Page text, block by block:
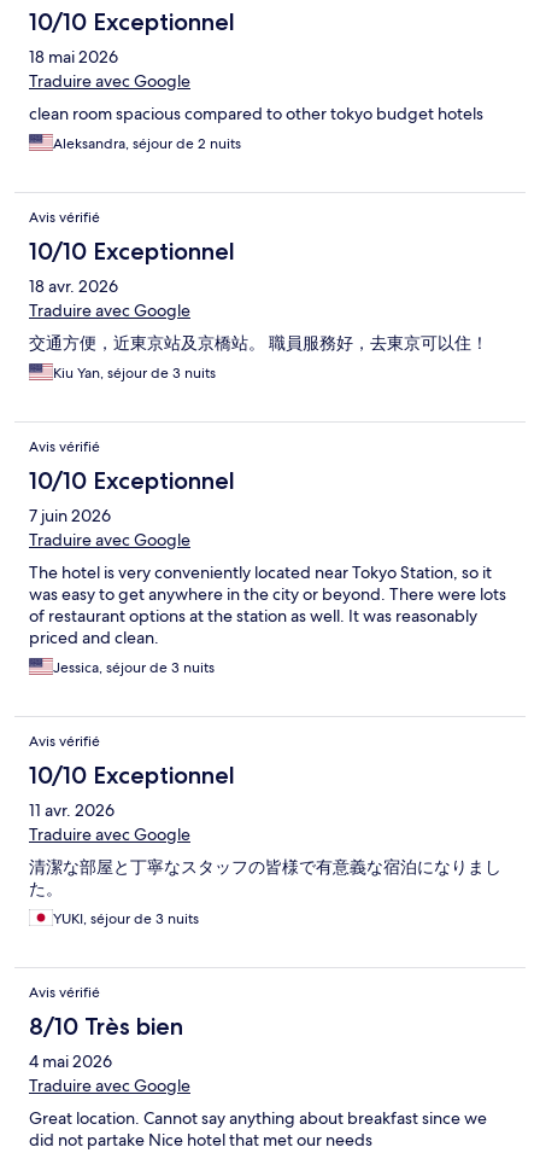
10/10 Exceptionnel
18 mai 2026
Traduire avec Google
clean room spacious compared to other tokyo budget hotels
Aleksandra, séjour de 2 nuits
Avis vérifié
10/10 Exceptionnel
18 avr. 2026
Traduire avec Google
交通方便，近東京站及京橋站。 職員服務好，去東京可以住！
Kiu Yan, séjour de 3 nuits
Avis vérifié
10/10 Exceptionnel
7 juin 2026
Traduire avec Google
The hotel is very conveniently located near Tokyo Station, so it
was easy to get anywhere in the city or beyond. There were lots
of restaurant options at the station as well. It was reasonably
priced and clean.
Jessica, séjour de 3 nuits
Avis vérifié
10/10 Exceptionnel
11 avr. 2026
Traduire avec Google
清潔な部屋と丁寧なスタッフの皆様で有意義な宿泊になりまし
た。
YUKI, séjour de 3 nuits
Avis vérifié
8/10 Très bien
4 mai 2026
Traduire avec Google
Great location. Cannot say anything about breakfast since we
did not partake Nice hotel that met our needs